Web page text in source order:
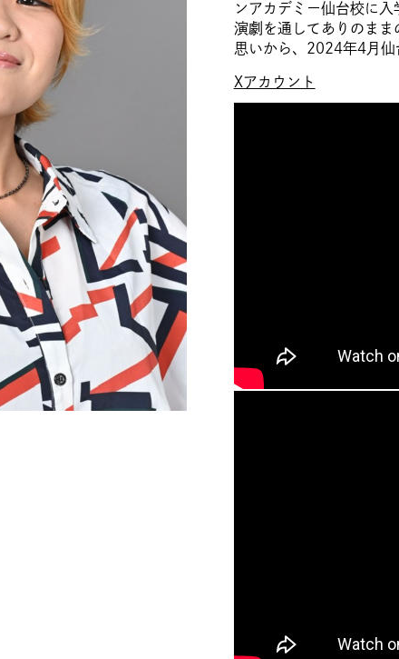
ンアカデミー仙台校に入
演劇を通してありのまま
思いから、2024年4月仙
Xアカウント